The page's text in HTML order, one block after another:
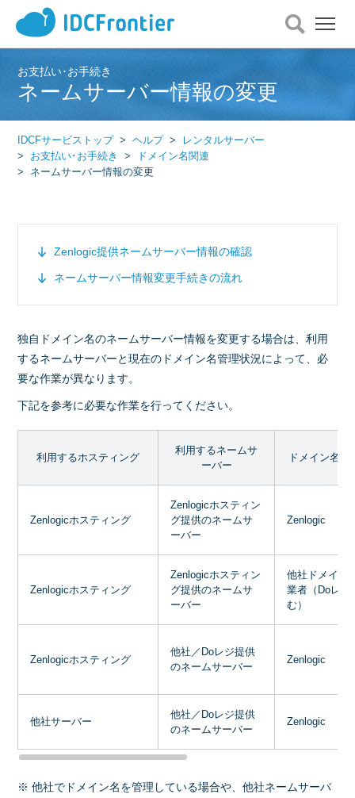
メ
ニ
ュ
く
お支払い･お手続き
ネームサーバー情報の変更
IDCFサービストップ ヘルプ
レンタルサーバー
お支払い･お手続き
ドメイン名関連
ネームサーバー情報の変更
Zenlogic提供ネームサーバー情報の確認
ネームサーバー情報変更手続きの流れ
独自ドメイン名のネームサーバー情報を変更する場合は、利用
するネームサーバーと現在のドメイン名管理状況によって、必
要な作業が異なります。
下記を参考に必要な作業を行ってください。
利用するホスティング
利用するネームサ
ーバー
ドメイン名の
Zenlogicホスティング
Zenlogicホスティン
グ提供のネームサ
ーバー
Zenlogic
Zenlogicホスティング
Zenlogicホスティン
グ提供のネームサ
ーバー
他社ドメイン
業者（Doレジ
む）
Zenlogicホスティング
他社／Doレジ提供
のネームサーバー
Zenlogic
他社サーバー
他社／Doレジ提供
のネームサーバー
Zenlogic
※ 他社でドメイン名を管理している場合や、他社ネームサーバ